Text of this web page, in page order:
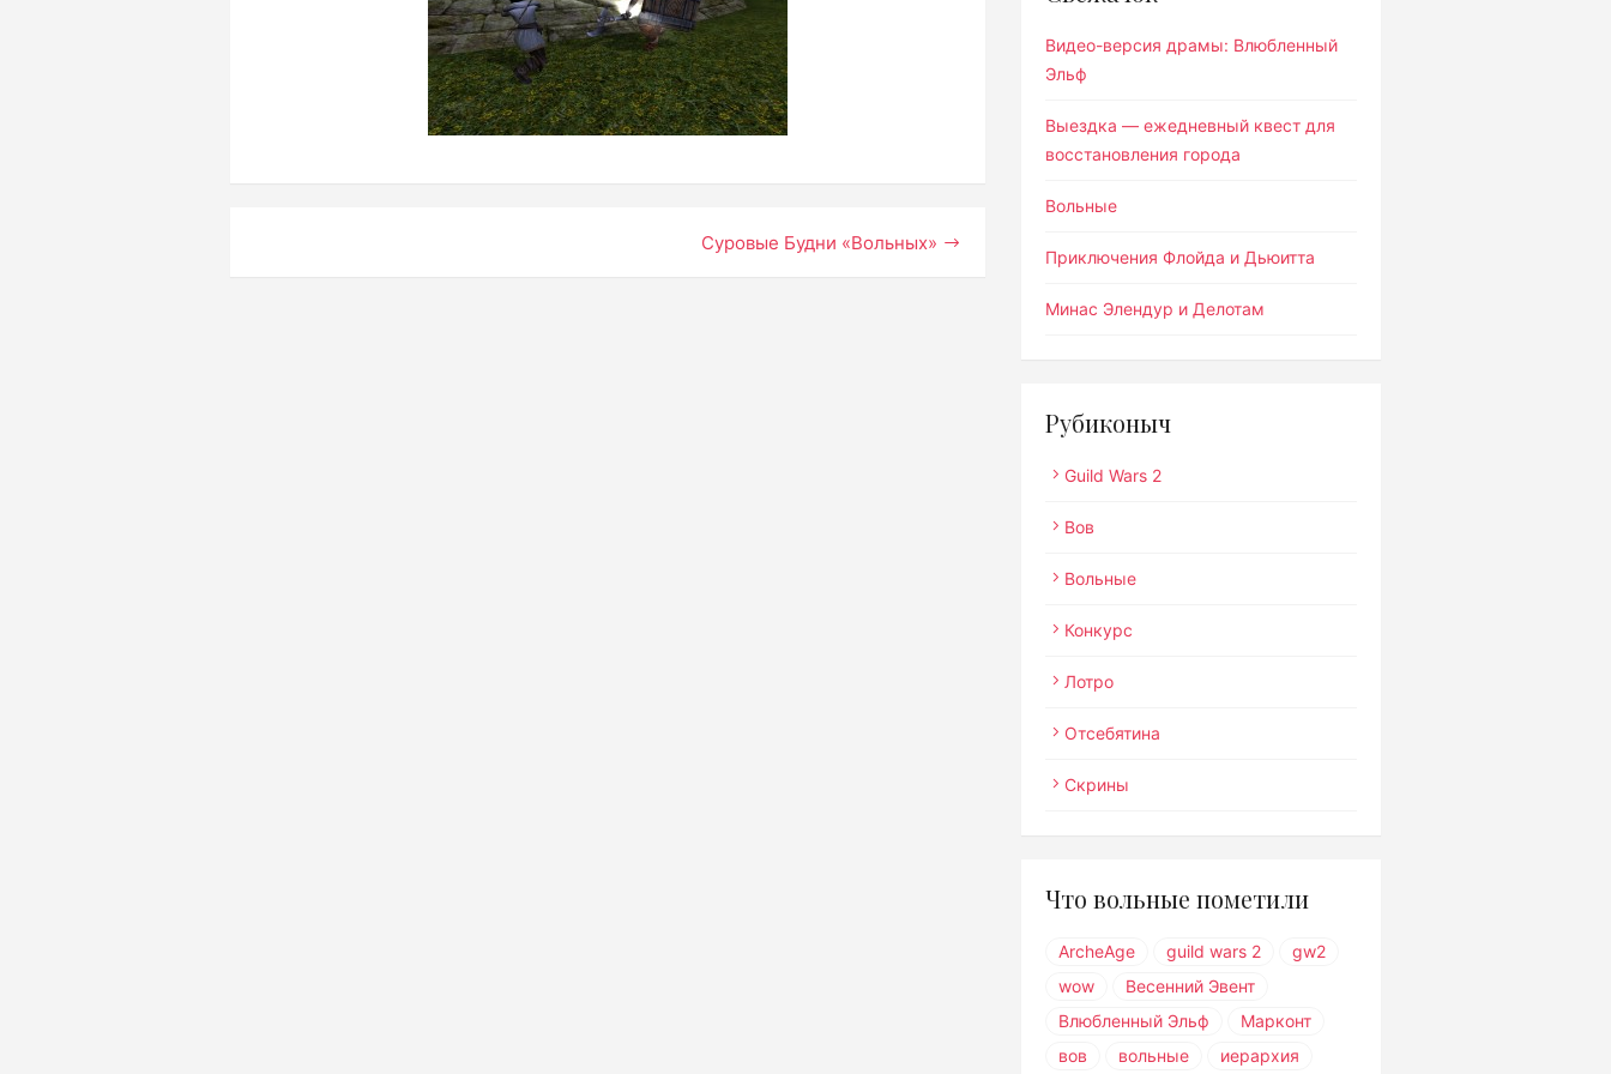
Суровые Будни «Вольных»
Видео-версия драмы: Влюбленный
Эльф
Выездка — ежедневный квест для
восстановления города
Вольные
Приключения Флойда и Дьюитта
Минас Элендур и Делотам
Рубиконыч
Guild Wars 2
Вов
Вольные
Конкурс
Лотро
Отсебятина
Скрины
Что вольные пометили
ArcheAge guild wars 2
gw2
wow
Весенний Эвент
Влюбленный Эльф
Марконт
вов
вольные иерархия